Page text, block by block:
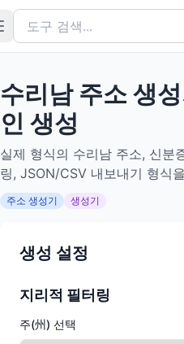
수리남 주소 생
인 생성
실제 형식의 수리남 주소, 신분
링, JSON/CSV 내보내기 형식
주소 생성기 생성기
생성 설정
지리적 필터링
주(州) 선택